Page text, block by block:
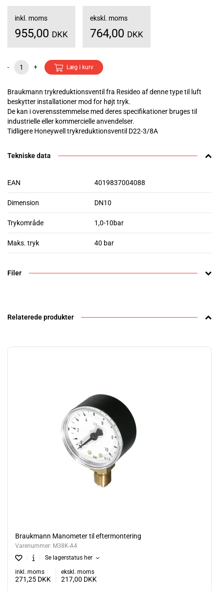
inkl. moms
955,00 DKK
ekskl. moms
764,00 DKK
- + Læg i kurv
Braukmann trykreduktionsventil fra Resideo af denne type til luft
beskytter installationer mod for højt tryk.
De kan i overensstemmelse med deres specifikationer bruges til
industrielle eller kommercielle anvendelser.
Tidligere Honeywell trykreduktionsventil D22-3/8A
Tekniske data
EAN 4019837004088
Dimension DN10
Trykområde 1,0-10bar
Maks. tryk 40 bar
Filer
Relaterede produkter
Braukmann Manometer til eftermontering
Varenummer: M38K-A4
Se lagerstatus her
inkl. moms
271,25 DKK
ekskl. moms
217,00 DKK